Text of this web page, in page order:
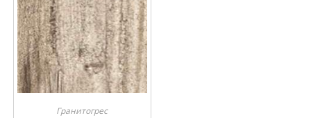
Гранитогрес